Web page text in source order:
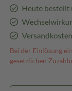
Heute bestellt
Bei der Einlösung
gesetzlichen